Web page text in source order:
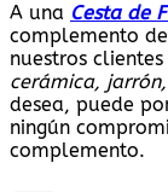
A una Cesta de
complemento
nuestros clientes
cerámica,
desea, puede
ningún
complemento.